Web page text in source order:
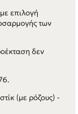
επιλογή
των
δεν
(με ρόζους) -